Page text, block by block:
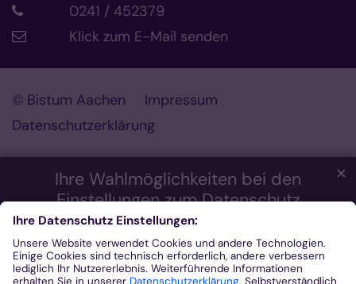
Ihre Wahlmöglichkeiten bei den
Einstellungen zum Datenschutz
Wir möchten Ihnen ein optimales Webseiten-Erlebnis bieten.
Dazu verwenden wir Cookies, die für das Funktionieren unserer
Website notwendig sind. Mit Ihrer Zustimmung verwenden wir
auch Cookies und andere Technologien, die zur Anzeige
✕
0241 / 452379
Klick zum E-Mail senden
© Bistum Aachen
Impressum
Datenschutzerklärung